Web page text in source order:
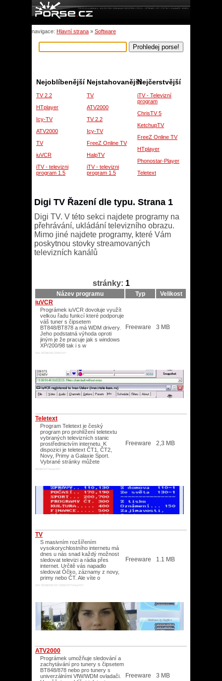
navigace: Hlavní strana » Software
Nejčerstvější
iTV - Televizní
program
ChrisTV 5
KetchupTV
FreeZ Online TV
HTplayer
Phonostar-Player
Teletext
Nejstahovanější
TV
ATV2000
TV 2.2
Icy-TV
FreeZ Online TV
HalpTV
iTV - televizni
program 1.5
Nejoblíbenější
TV 2.2
HTplayer
Icy-TV
ATV2000
TV
iuVCR
iTV - televizni
program 1.5
Digi TV Řazení dle typu. Strana 1
Digi TV. V této sekci najdete programy na
přehrávání, ukládání televizního obrazu.
Mimo jiné najdete programy, které Vám
poskytnou stovky streamovaných
televizních kanálů
stránky: 1
Název programu Typ
Velikost
iuVCR
Prográmek iuVCR dovoluje využít
velkou řadu funkcí které podporuje
váš tuner s čipsetem
BT848/BT878 a má WDM drivery.
Jeho podstatná výhoda oproti
jiným je že pracuje jak s windows
XP/200/98 tak i s w
Win 95/98/ME/2000/XP/
Freeware 3 MB
Teletext
Program Teletext je český
program pro prohlížení teletextu
vybraných televizních stanic
prostřednictvím internetu. K
dispozici je teletext ČT1, ČT2,
Novy, Primy a Galaxie Sport.
Vybrané stránky můžete
95/98/XP/Vista/XP/
Freeware 2,3 MB
TV
S masivním rozšířením
vysokorychlostního internetu má
dnes u nás snad každý možnost
sledovat televizi a rádia přes
internet. Určitě vás napadlo
sledovat Óčko, záznamy z novy,
primy nebo ČT. Ale víte o
Win 95/98/ME/NT/2000/XP/Vista/XP/
Freeware 1.1 MB
ATV2000
Prográmek umožňuje sledování a
zachytávání pro tunery s čipsetem
BT848/878 nebo pro tunery s
univerzálními VfW/WDM ovladači.
Freeware 3 MB